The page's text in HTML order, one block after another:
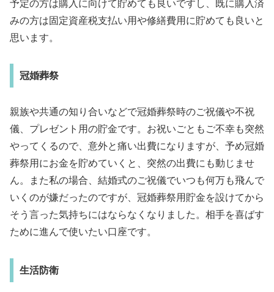
予定の方は購入に向けて貯めても良いですし、既に購入済
みの方は固定資産税支払い用や修繕費用に貯めても良いと
思います。
冠婚葬祭
親族や共通の知り合いなどで冠婚葬祭時のご祝儀や不祝
儀、プレゼント用の貯金です。お祝いごともご不幸も突然
やってくるので、意外と痛い出費になりますが、予め冠婚
葬祭用にお金を貯めていくと、突然の出費にも動じませ
ん。また私の場合、結婚式のご祝儀でいつも何万も飛んで
いくのが嫌だったのですが、冠婚葬祭用貯金を設けてから
そう言った気持ちにはならなくなりました。相手を喜ばす
ために進んで使いたい口座です。
生活防衛